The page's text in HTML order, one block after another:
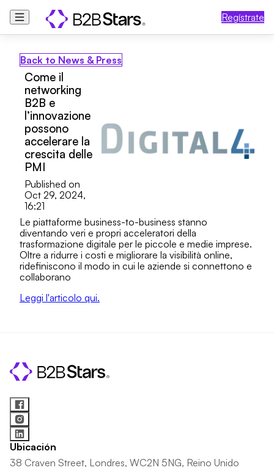
Regístrate
Back to News & Press
Come il
networking
B2B e
l’innovazione
possono
accelerare la
crescita delle
PMI
Published on
Oct 29, 2024,
16:21
Le piattaforme business-to-business stanno
diventando veri e propri acceleratori della
trasformazione digitale per le piccole e medie imprese.
Oltre a ridurre i costi e migliorare la visibilità online,
ridefiniscono il modo in cui le aziende si connettono e
collaborano
Leggi l'articolo qui.
Ubicación
38 Craven Street, Londres, WC2N 5NG, Reino Unido